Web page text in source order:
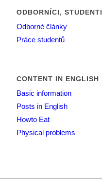
ODBORNÍCI, STUDENTI
Odborné články
Práce studentů
CONTENT IN ENGLISH
Basic information
Posts in English
Howto Eat
Physical problems